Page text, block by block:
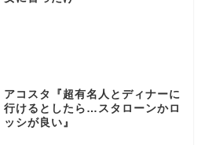
アコスタ『超有名人とディナーに
行けるとしたら…スタローンかロ
ッシが良い』